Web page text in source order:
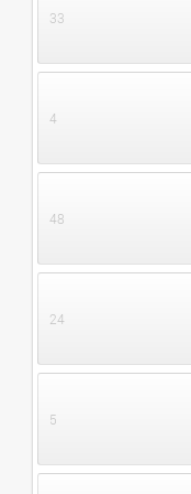
33
4
48
24
5